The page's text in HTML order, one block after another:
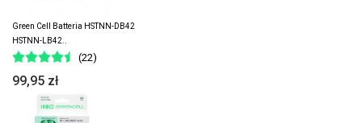
Green Cell Batteria HSTNN-DB42
HSTNN-LB42..
(22)
99,95 zł